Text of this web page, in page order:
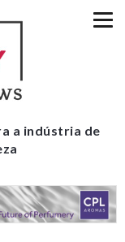
a indústria de